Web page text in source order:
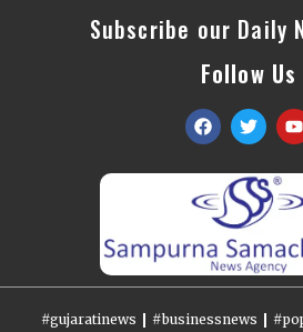
Subscribe our Daily
Follow Us
#gujaratinews #businessnews